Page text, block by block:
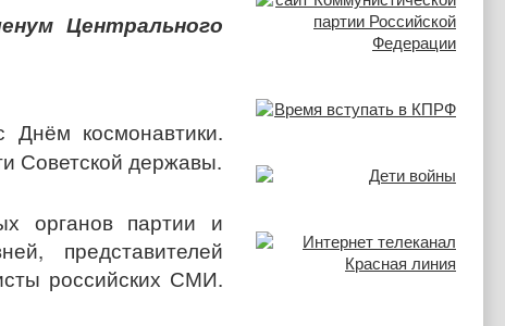
Центрального
Днём космонавтики.
Советской державы.
органов партии и
представителей
российских СМИ.